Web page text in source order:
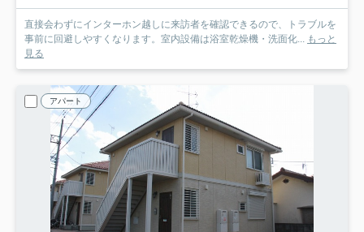
直接会わずにインターホン越しに来訪者を確認できるので、トラブルを
事前に回避しやすくなります。室内設備は浴室乾燥機・洗面化... もっと
見る
アパート